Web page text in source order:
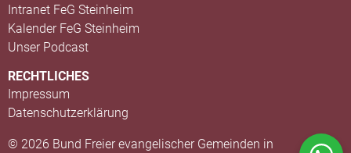
Intranet FeG Steinheim
Kalender FeG Steinheim
Unser Podcast
RECHTLICHES
Impressum
Datenschutzerklärung
© 2026 Bund Freier evangelischer Gemeinden in